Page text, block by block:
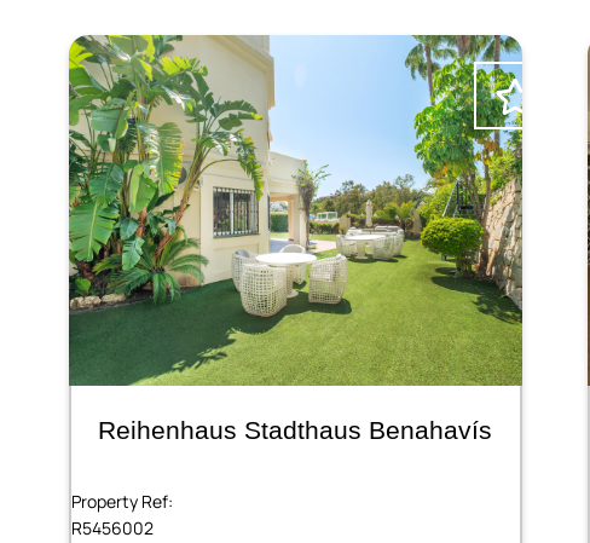
Reihenhaus Stadthaus Benahavís
Property Ref:
R5456002